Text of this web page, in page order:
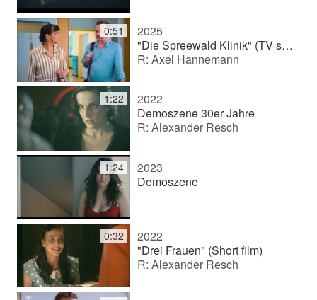
0:51
2025
"Die Spreewald Klinik" (TV series)
R: Axel Hannemann
1:22
2022
Demoszene 30er Jahre
R: Alexander Resch
1:24
2023
Demoszene
0:32
2022
"Drei Frauen" (Short film)
R: Alexander Resch